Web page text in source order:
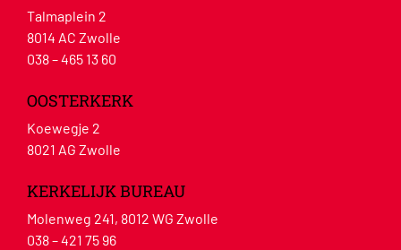
Talmaplein 2
8014 AC Zwolle
038 – 465 13 60
OOSTERKERK
Koewegje 2
8021 AG Zwolle
KERKELIJK BUREAU
Molenweg 241, 8012 WG Zwolle
038 – 421 75 96